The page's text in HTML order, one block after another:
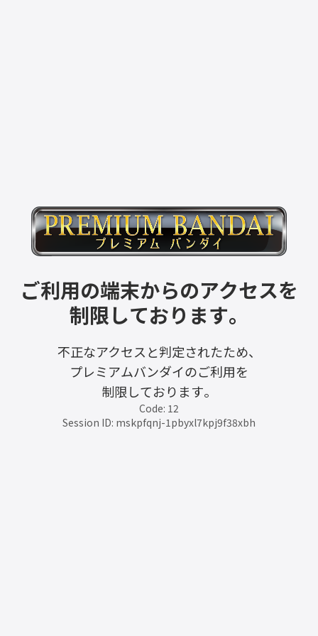
ご利用の端末からのアクセスを
制限しております。
不正なアクセスと判定されたため、
プレミアムバンダイのご利用を
制限しております。
Code: 12
Session ID: mskpfqnj-1pbyxl7kpj9f38xbh